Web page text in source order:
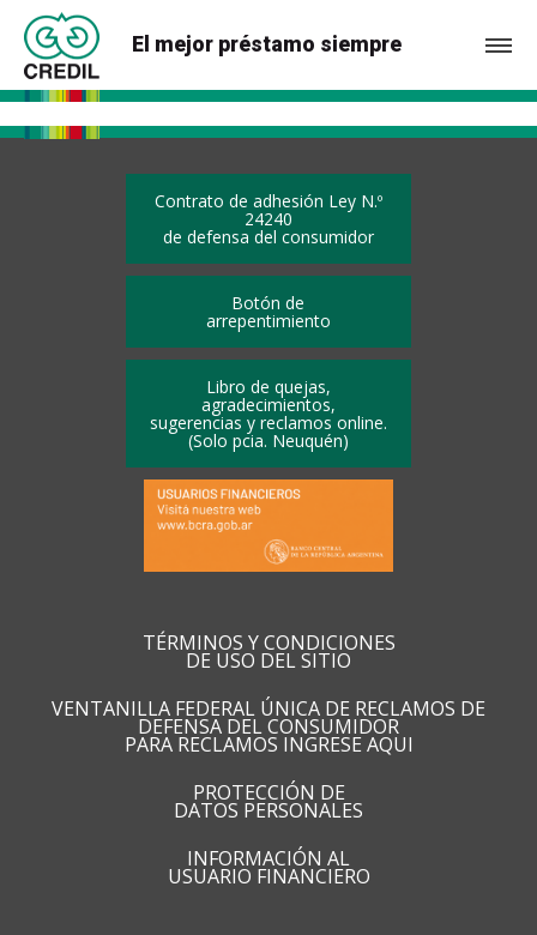
El mejor préstamo siempre
Contrato de adhesión Ley N.º
24240
de defensa del consumidor
Botón de
arrepentimiento
Libro de quejas,
agradecimientos,
sugerencias y reclamos online.
(Solo pcia. Neuquén)
TÉRMINOS Y CONDICIONES
DE USO DEL SITIO
VENTANILLA FEDERAL ÚNICA DE RECLAMOS DE
DEFENSA DEL CONSUMIDOR
PARA RECLAMOS INGRESE AQUI
PROTECCIÓN DE
DATOS PERSONALES
INFORMACIÓN AL
USUARIO FINANCIERO